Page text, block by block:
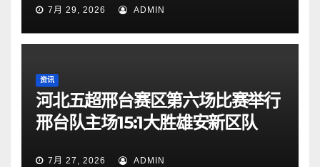
7月 29, 2026 ADMIN
资讯
河北五超邢台赛区第六场比赛举行
邢台队主场15:1大胜雄安新区队
7月 27, 2026 ADMIN